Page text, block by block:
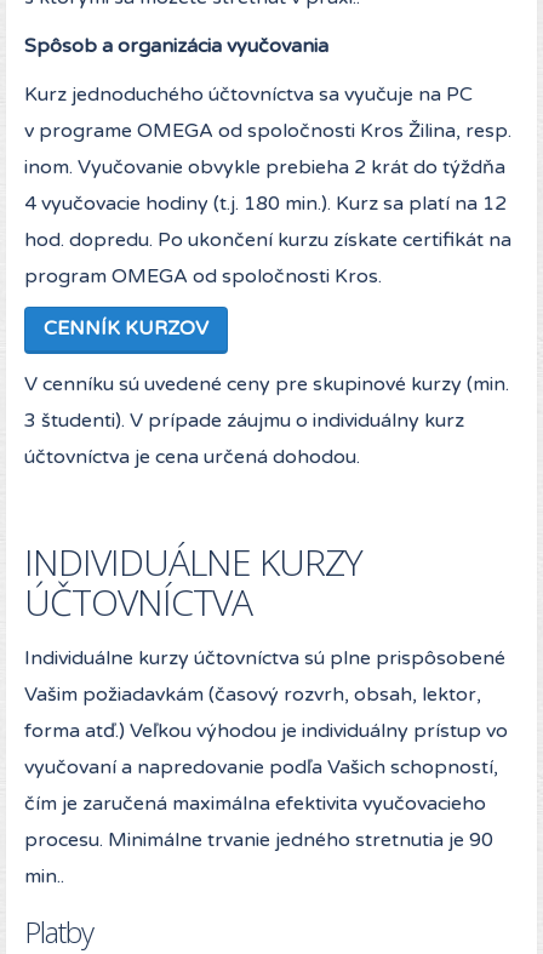
Spôsob a organizácia vyučovania
Kurz jednoduchého účtovníctva sa vyučuje na PC
v programe OMEGA od spoločnosti Kros Žilina, resp.
inom. Vyučovanie obvykle prebieha 2 krát do týždňa
4 vyučovacie hodiny (t.j. 180 min.). Kurz sa platí na 12
hod. dopredu. Po ukončení kurzu získate certifikát na
program OMEGA od spoločnosti Kros.
CENNÍK KURZOV
V cenníku sú uvedené ceny pre skupinové kurzy (min.
3 študenti). V prípade záujmu o individuálny kurz
účtovníctva je cena určená dohodou.
INDIVIDUÁLNE KURZY
ÚČTOVNÍCTVA
Individuálne kurzy účtovníctva sú plne prispôsobené
Vašim požiadavkám (časový rozvrh, obsah, lektor,
forma atď.) Veľkou výhodou je individuálny prístup vo
vyučovaní a napredovanie podľa Vašich schopností,
čím je zaručená maximálna efektivita vyučovacieho
procesu. Minimálne trvanie jedného stretnutia je 90
min..
Platby